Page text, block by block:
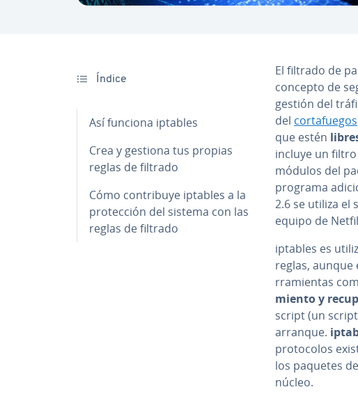
Índice
Así funciona iptables
Crea y gestiona tus propias
reglas de filtrado
Cómo co­n­tri­bu­ye iptables a la
pro­te­c­ción del sistema con las
reglas de filtrado
El filtrado de
concepto de
gestión del
del co­r­ta­fue­gos
que estén
incluye un
módulos del
programa
2.6 se utiliza
equipo de
iptables es
reglas, aunque
rra­mie­n­tas
mie­n­to y
script (un
arranque.
pro­to­co­los
los paquetes
núcleo.